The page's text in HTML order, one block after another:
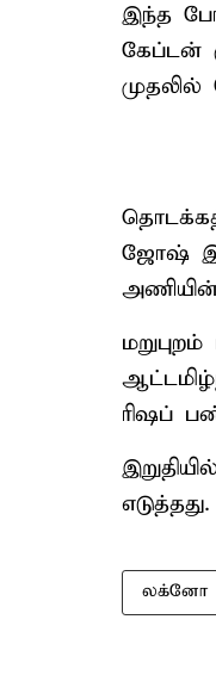
இந்த
கேப்டன்
முதலில்
ஜோஷ்
ரிஷப்
லக்னோ